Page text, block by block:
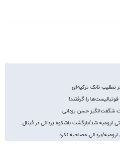
در تعقیب تانک ترکیه‌ای
را گرفتند!
شگفت‌انگیز حسن یزدانی
ارومیه شد/بازگشت باشکوه یزدانی در فینال
یزدانی مصاحبه نکرد